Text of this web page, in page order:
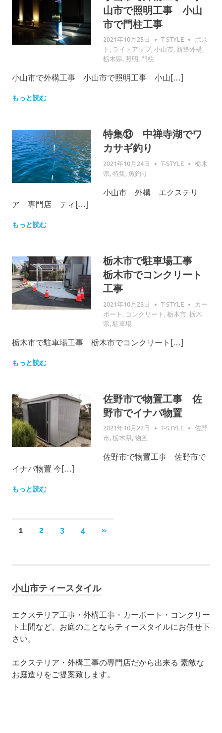
山市で照明工事 小山
市で門柱工事
2021年10月25日 T-STYLE
ポス
ト , ライトアップ,小山市, 新築外構,
栃木県, 照明, 門柱
小山市で外構工事 小山市で照明工事 小山[…]
もっと読む
特集⑬ 中禅寺湖でワ
カサギ釣り
2021年10月24日 T-STYLE
栃木
県,特集,魚釣り
小山市 外構 エクステリ
ア 専門店 ティ[…]
もっと読む
栃木市で駐車場工事
栃木市でコンクリート
工事
2021年10月23日 T-STYLE
カー
ポート , コンクリート ,栃木市,栃木
県,駐車場
栃木市で駐車場工事 栃木市でコンクリート[…]
もっと読む
佐野市で物置工事 佐
野市でイナバ物置
2021年10月22日 T-STYLE
佐野
市,栃木県,物置
佐野市で物置工事 佐野市で
イナバ物置 今[…]
もっと読む
ナ
ビ
ゲ
ー
シ
ョ
1 2 3 4
次
»
小山市ティースタイル
エクステリア工事・外構工事・カーポート・コンクリー
ト土間など、お庭のことならティースタイルにお任せ下
さい。
エクステリア・外構工事の専門店だから出来る 素敵な
お庭造りをご提案致します。